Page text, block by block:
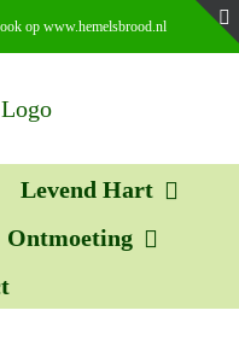
op www.hemelsbrood.nl
Levend Hart
Ontmoeting